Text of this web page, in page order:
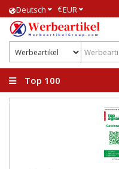
Deutsch €EUR
Top 100
Werbeartikel